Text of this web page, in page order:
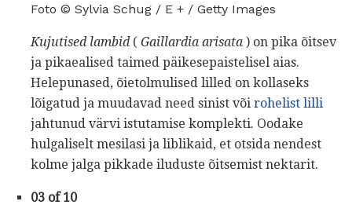
Foto © Sylvia Schug / E + / Getty Images
Kujutised lambid( Gaillardia arisata ) on pika õitsev
ja pikaealised taimed päikesepaistelisel aias.
Helepunased, õietolmulised lilled on kollaseks
lõigatud ja muudavad need sinist või rohelist lilli
jahtunud värvi istutamise komplekti. Oodake
hulgaliselt mesilasi ja liblikaid, et otsida nendest
kolme jalga pikkade iluduste õitsemist nektarit.
03 of 10